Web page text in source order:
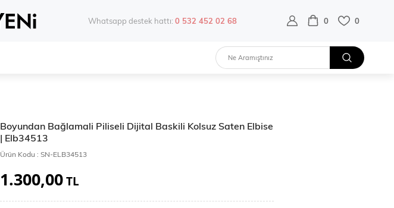
Whatsapp destek hattı:0 532 452 02 68 0 0
Boyundan Bağlamali Piliseli Dijital Baskili Kolsuz Saten Elbise
| Elb34513
Ürün Kodu : SN-ELB34513
1.300,00TL